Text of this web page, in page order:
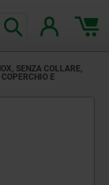
SENZA COLLARE,
E